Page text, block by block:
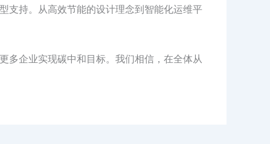
支持。从高效节能的设计理念到智能化运维平
多企业实现碳中和目标。我们相信，在全体从